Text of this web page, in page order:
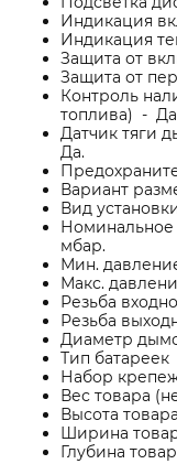
Индикация
Индикация
Защита от
Защита от
Контроль
топлива) -
Датчик тяги
Да.
Вариант
Вид
Номинальное
мбар.
Мин.
Макс.
Резьба
Резьба
Диаметр
Тип батареек
Набор
Вес товара
Высота
Ширина
Глубина